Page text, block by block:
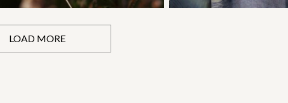
LOAD MORE